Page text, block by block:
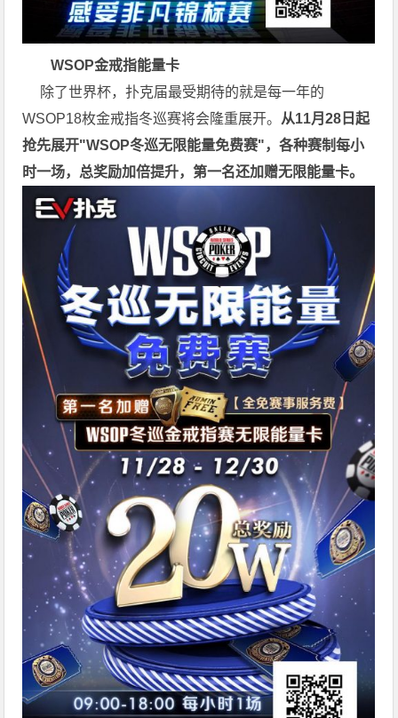
WSOP金戒指能量卡
除了世界杯，扑克届最受期待的就是每一年的
WSOP18枚金戒指冬巡赛将会隆重展开。 从11月28日起
抢先展开"WSOP冬巡无限能量免费赛"，各种赛制每小
时一场，总奖励加倍提升，第一名还加赠无限能量卡。